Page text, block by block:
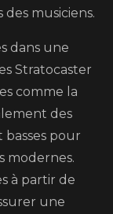
musiciens.
dans une
Stratocaster
comme la
des
pour
modernes.
à partir de
une